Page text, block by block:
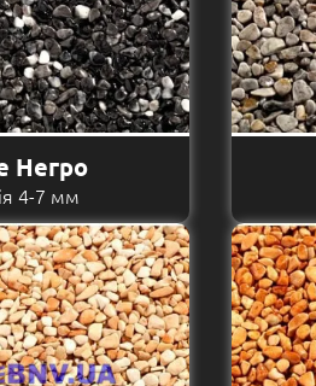
Негро
4-7 мм